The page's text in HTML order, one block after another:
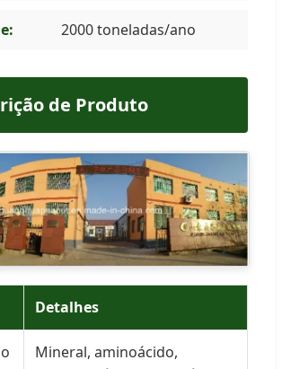
2000 toneladas/ano
de Produto
Detalhes
Mineral, aminoácido,